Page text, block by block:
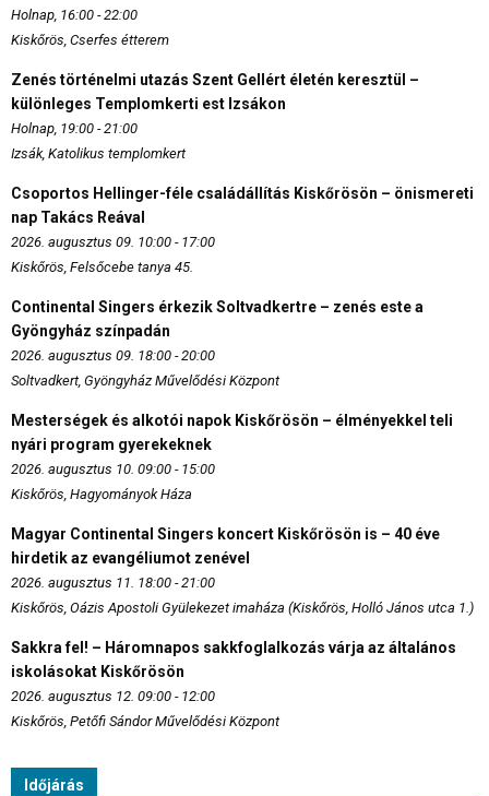
Holnap, 16:00 - 22:00
Kiskőrös, Cserfes étterem
Zenés történelmi utazás Szent Gellért életén keresztül –
különleges Templomkerti est Izsákon
Holnap, 19:00 - 21:00
Izsák, Katolikus templomkert
Csoportos Hellinger-féle családállítás Kiskőrösön – önismereti
nap Takács Reával
2026. augusztus 09. 10:00 - 17:00
Kiskőrös, Felsőcebe tanya 45.
Continental Singers érkezik Soltvadkertre – zenés este a
Gyöngyház színpadán
2026. augusztus 09. 18:00 - 20:00
Soltvadkert, Gyöngyház Művelődési Központ
Mesterségek és alkotói napok Kiskőrösön – élményekkel teli
nyári program gyerekeknek
2026. augusztus 10. 09:00 - 15:00
Kiskőrös, Hagyományok Háza
Magyar Continental Singers koncert Kiskőrösön is – 40 éve
hirdetik az evangéliumot zenével
2026. augusztus 11. 18:00 - 21:00
Kiskőrös, Oázis Apostoli Gyülekezet imaháza (Kiskőrös, Holló János utca 1.)
Sakkra fel! – Háromnapos sakkfoglalkozás várja az általános
iskolásokat Kiskőrösön
2026. augusztus 12. 09:00 - 12:00
Kiskőrös, Petőfi Sándor Művelődési Központ
Időjárás